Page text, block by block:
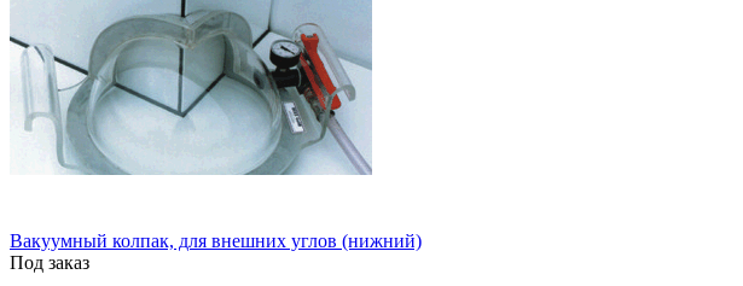
Вакуумный колпак, для внешних углов (нижний)
Под заказ